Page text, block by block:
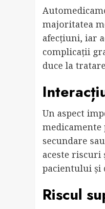
majoritatea
afecțiuni, iar
complicații
duce la
Un aspect
secundare
aceste riscuri
pacientului și
Riscul